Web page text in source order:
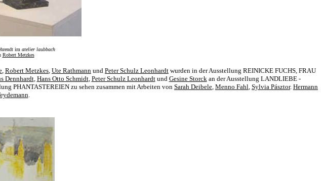
im atelier laubbach
Robert Metzkes
, Robert Metzkes, Ute Rathmann und Peter Schulz Leonhardt wurden in der Ausstellung REINICKE FUCHS, FRAU
Dennhardt, Hans Otto Schmidt, Peter Schulz Leonhardtund Gesine Storckan der Ausstellung LANDLIEBE -
PHANTASTEREIEN zu sehen zusammen mit Arbeiten von Sarah Deibele, Menno Fahl, Sylvia Pásztor. Hermann
.